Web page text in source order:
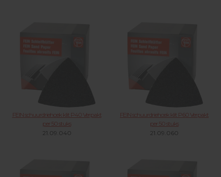
FEIN schuurdriehoek klit P40 Verpakt
per 50 stuks
21.09.040
FEIN schuurdriehoek klit P60 Verpakt
per 50 stuks
21.09.060